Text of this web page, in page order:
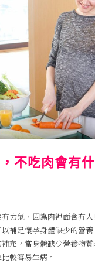
不吃肉會有
力氣，因為肉裡面含有
補足懷孕身體缺少的營養
充，當身體缺少營養物
較容易生病。